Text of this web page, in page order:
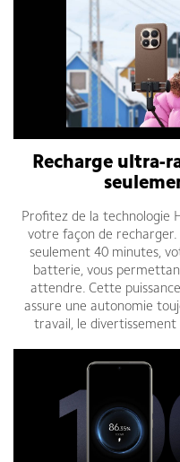
Recharge ultra-
Profitez de la technologie
votre façon de recharger.
seulement 40 minutes,
batterie, vous
attendre. Cette
assure une autonomie
travail, le divertissement